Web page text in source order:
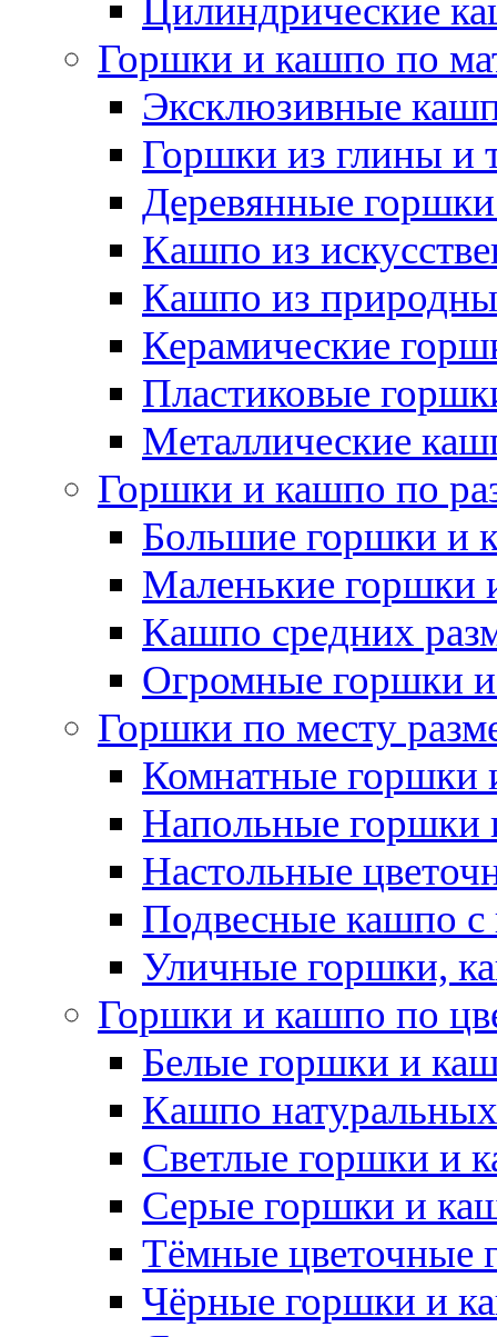
Цилиндрические
Горшки и кашпо по
Эксклюзивные
Горшки из глины и
Деревянные
Кашпо из
Кашпо из
Керамические
Пластиковые
Металлические
Горшки и кашпо по
Большие горшки и
Маленькие горшки
Кашпо средних
Огромные горшки
Горшки по месту
Комнатные горшки
Напольные горшки
Настольные
Подвесные кашпо с
Уличные горшки,
Горшки и кашпо по
Белые горшки и
Кашпо
Светлые горшки и
Серые горшки и
Тёмные цветочные
Чёрные горшки и